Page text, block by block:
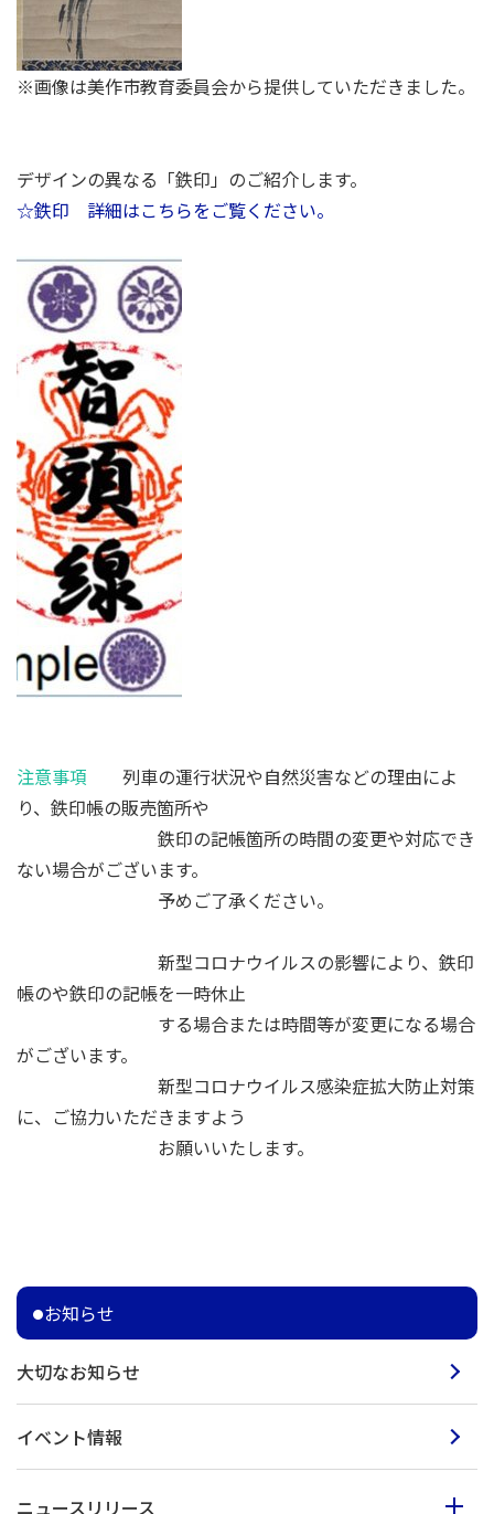
※画像は美作市教育委員会から提供していただきました。
デザインの異なる「鉄印」のご紹介します。
☆鉄印 詳細はこちらをご覧ください。
注意事項 列車の運行状況や自然災害などの理由によ
り、鉄印帳の販売箇所や
鉄印の記帳箇所の時間の変更や対応でき
ない場合がございます。
予めご了承ください。
新型コロナウイルスの影響により、鉄印
帳のや鉄印の記帳を一時休止
する場合または時間等が変更になる場合
がございます。
新型コロナウイルス感染症拡大防止対策
に、ご協力いただきますよう
お願いいたします。
お知らせ
大切なお知らせ
イベント情報
ニュースリリース